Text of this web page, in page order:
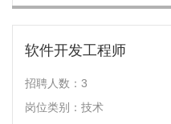
软件开发工程师
招聘人数：3
岗位类别：技术